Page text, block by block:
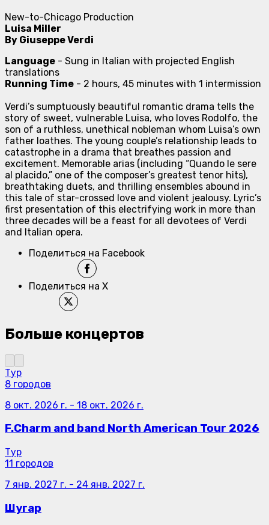
New-to-Chicago Production
Luisa Miller
By Giuseppe Verdi
Language - Sung in Italian with projected English
translations
Running Time - 2 hours, 45 minutes with 1 intermission
Verdi’s sumptuously beautiful romantic drama tells the
story of sweet, vulnerable Luisa, who loves Rodolfo, the
son of a ruthless, unethical nobleman whom Luisa’s own
father loathes. The young couple’s relationship leads to
catastrophe in a drama that breathes passion and
excitement. Memorable arias (including “Quando le sere
al placido,” one of the composer’s greatest tenor hits),
breathtaking duets, and thrilling ensembles abound in
this tale of star-crossed love and violent jealousy. Lyric’s
first presentation of this electrifying work in more than
three decades will be a feast for all devotees of Verdi
and Italian opera.
Поделиться на Facebook
Поделиться на X
Больше концертов
Тур
8 городов
8 окт. 2026 г. - 18 окт. 2026 г.
F.Charm and band North American Tour 2026
Тур
11 городов
7 янв. 2027 г. - 24 янв. 2027 г.
Шугар